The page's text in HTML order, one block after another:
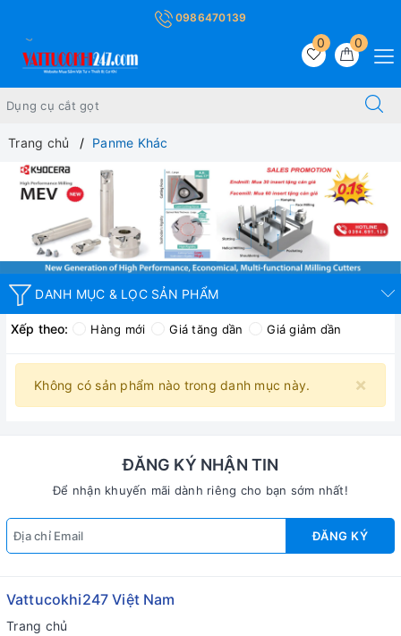
0986470139
0
0
Trang chủ Panme Khác
DANH MỤC & LỌC SẢN PHẨM
Xếp theo: Hàng mới Giá tăng dần Giá giảm dần
×
Không có sản phẩm nào trong danh mục này.
ĐĂNG KÝ NHẬN TIN
Để nhận khuyến mãi dành riêng cho bạn sớm nhất!
ĐĂNG KÝ
Vattucokhi247 Việt Nam
Trang chủ